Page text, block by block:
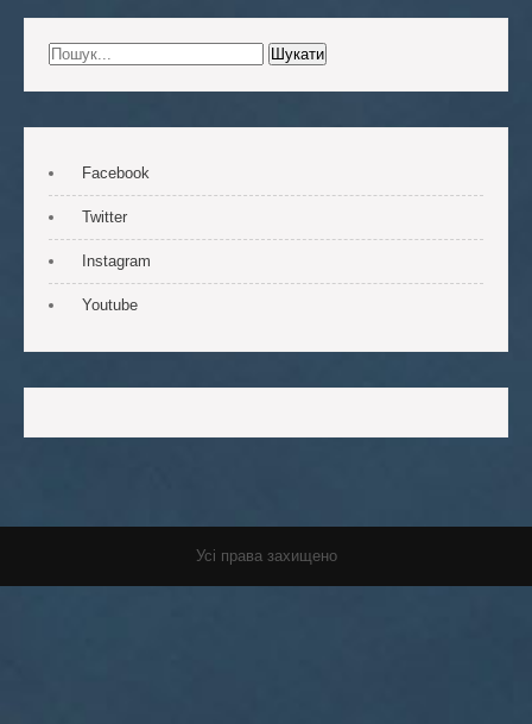
Facebook
Twitter
Instagram
Youtube
Усі права захищено